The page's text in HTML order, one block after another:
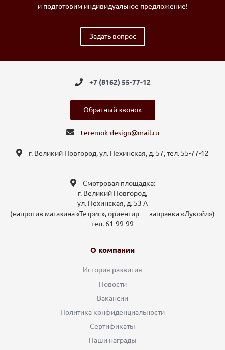
и подготовим индивидуальное предложение!
Задать вопрос
+7 (8162) 55-77-12
Обратный звонок
teremok-design@mail.ru
г. Великий Новгород, ул. Нехинская, д. 57, тел. 55-77-12
Смотровая площадка:
г. Великий Новгород,
ул. Нехинская, д. 53 А
(напротив магазина «Тетрис», ориентир — заправка «Лукойл»)
тел. 61-99-99
О компании
История развития
Новости
Вакансии
Политика конфиденциальности
Сертификаты
Наши награды